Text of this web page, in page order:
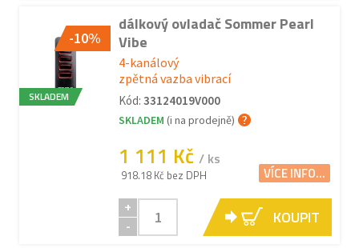
-10%
SKLADEM
dálkový ovladač Sommer Pearl
Vibe
4-kanálový
zpětná vazba vibrací
Kód: 33124019V000
SKLADEM (i na prodejně)
1 111 Kč / ks
918.18 Kč bez DPH VÍCE INFO...
+
-
KOUPIT